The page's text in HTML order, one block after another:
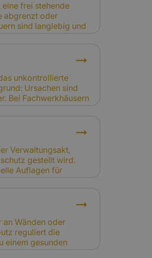
frei stehende
abgrenzt oder
sind langlebig und
können jedoch durch
werden. Relevanz für
im
prüfen, ob
unkontrollierte
Ursachen sind
Bei Fachwerkhäusern
da Holz und Lehm
Wasserschäden
Schäden
sind nur mit
Verwaltungsakt,
gestellt wird.
Auflagen für
diese Auflagen
erhöht in der
aufwändiger
der
an Wänden oder
reguliert die
einem gesunden
und